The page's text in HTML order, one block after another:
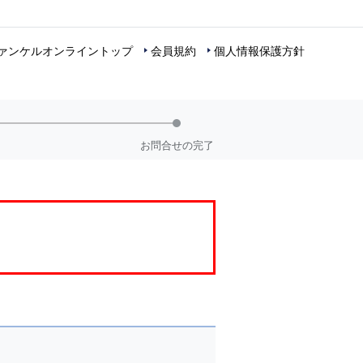
ンケルオンライントップ 会員規約 個人情報保護方針
お問合せの完了